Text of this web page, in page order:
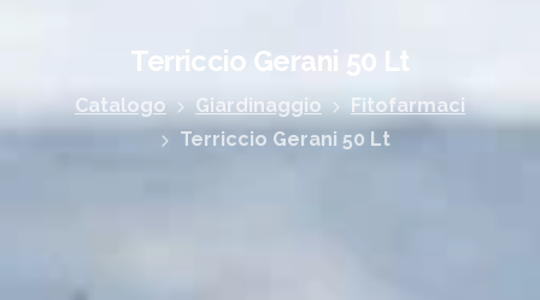
Terriccio Gerani 50 Lt
Catalogo Giardinaggio
Fitofarmaci
Terriccio Gerani 50 Lt